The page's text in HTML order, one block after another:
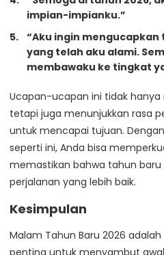
impian-impianku.”
“Aku ingin
yang telah aku alami.
membawaku ke tingkat
Ucapan-ucapan ini tidak
tetapi juga menunjukkan rasa
untuk mencapai tujuan.
seperti ini, Anda bisa
memastikan bahwa tahun baru
perjalanan yang lebih baik.
Kesimpulan
Malam Tahun Baru 2026
penting untuk menyambut